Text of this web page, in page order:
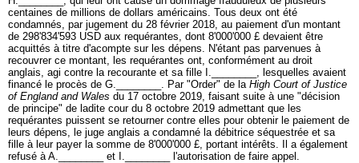
centaines de millions de dollars américains. Tous deux ont été
condamnés, par jugement du 28 février 2018, au paiement d'un montant
de 298'834'593 USD aux requérantes, dont 8'000'000 £ devaient être
acquittés à titre d'acompte sur les dépens. N'étant pas parvenues à
recouvrer ce montant, les requérantes ont, conformément au droit
anglais, agi contre la recourante et sa fille I.________, lesquelles avaient
financé le procès de G.________. Par "Order" de la High Court of Justice
of England and Wales du 17 octobre 2019, faisant suite à une "décision
de principe" de ladite cour du 8 octobre 2019 admettant que les
requérantes puissent se retourner contre elles pour obtenir le paiement de
leurs dépens, le juge anglais a condamné la débitrice séquestrée et sa
fille à leur payer la somme de 8'000'000 £, portant intérêts. Il a également
refusé à A.________ et I.________ l'autorisation de faire appel.